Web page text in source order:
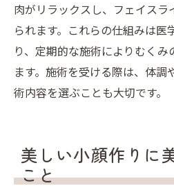
肉がリラックスし、フェイス
られます。これらの仕組みは医
り、定期的な施術によりむく
ます。施術を受ける際は、体
術内容を選ぶことも大切です。
美しい小顔作りに
こと